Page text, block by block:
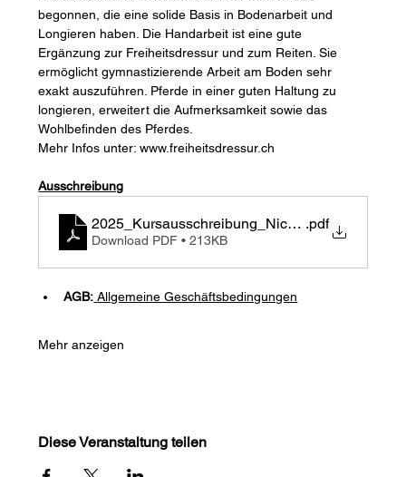
begonnen, die eine solide Basis in Bodenarbeit und
Longieren haben. Die Handarbeit ist eine gute
Ergänzung zur Freiheitsdressur und zum Reiten. Sie
ermöglicht gymnastizierende Arbeit am Boden sehr
exakt auszuführen. Pferde in einer guten Haltung zu
longieren, erweitert die Aufmerksamkeit sowie das
Wohlbefinden des Pferdes.
Mehr Infos unter: www.freiheitsdressur.ch
Ausschreibung
2025_Kursausschreibung_NickMuntwyler
.pdf
Download PDF • 213KB
AGB: Allgemeine Geschäftsbedingungen
Mehr anzeigen
Diese Veranstaltung teilen